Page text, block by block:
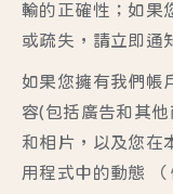
輸的正確性；如果
或疏失，請立即通
如果您擁有我們帳
容(包括廣告和其
和相片，以及您在
用程式中的動態